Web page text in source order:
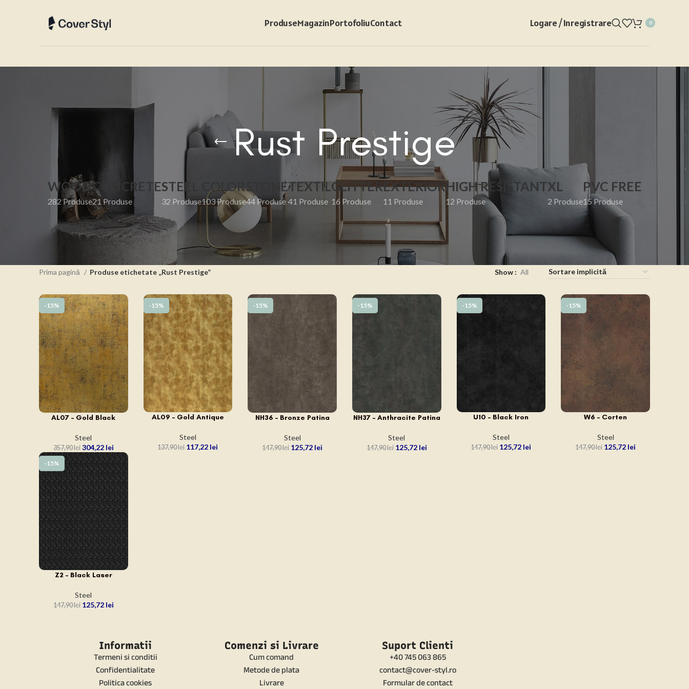
ProduseMagazinPortofoliuContact Logare / Inregistrare 0
Rust Prestige
WOOD
282 Produse
CONCRETE
21 Produse
STEEL
32 Produse
COLOR
103 Produse
STONE
44 Produse
TEXTIL
41 Produse
GLITTER
16 Produse
EXTERIOR
11 Produse
HIGH RESISTANT
12 Produse
XL
2 Produse
PVC FREE
15 Produse
Prima pagină Produse etichetate „Rust Prestige” Show All
-15%
ADAUGĂ ÎN COȘ
AL07 – Gold Black
Steel
357,90lei 304,22 lei
-15%
ADAUGĂ ÎN COȘ
AL09 – Gold Antique
Steel
137,90lei 117,22 lei
-15%
ADAUGĂ ÎN COȘ
NH36 – Bronze Patina
Steel
147,90lei 125,72 lei
-15%
ADAUGĂ ÎN COȘ
NH37 – Anthracite Patina
Steel
147,90lei 125,72 lei
-15%
ADAUGĂ ÎN COȘ
U10 – Black Iron
Steel
147,90lei 125,72 lei
-15%
ADAUGĂ ÎN COȘ
W6 – Corten
Steel
147,90lei 125,72 lei
-15%
ADAUGĂ ÎN COȘ
Z2 – Black Laser
Steel
147,90lei 125,72 lei
Informatii
Termeni si conditii
Confidentialitate
Politica cookies
Comenzi si Livrare
Cum comand
Metode de plata
Livrare
Suport Clienti
+40 745 063 865
contact@cover-styl.ro
Formular de contact